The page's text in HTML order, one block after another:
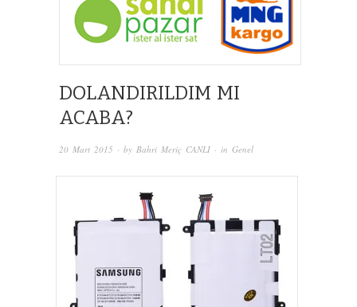
DOLANDIRILDIM MI
ACABA?
20 Mart 2015 · by Bahri Meriç CANLI · in Genel